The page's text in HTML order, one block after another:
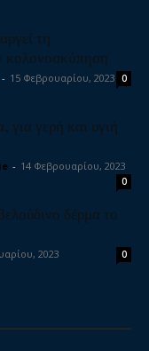
τη
κολονοσκόπηση
- 15 Φεβρουαρίου, 2023 0
για γερή και υγιή
- 14 Φεβρουαρίου, 2023
0
δέρμα το
2023 0